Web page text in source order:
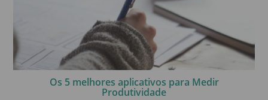
Os 5 melhores aplicativos para Medir
Produtividade